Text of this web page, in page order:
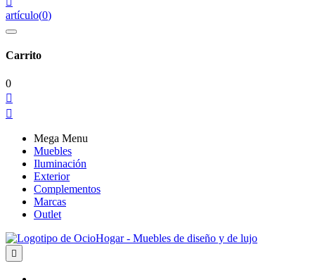
artículo(0)
Carrito
0


Mega Menu
Muebles
Iluminación
Exterior
Complementos
Marcas
Outlet
